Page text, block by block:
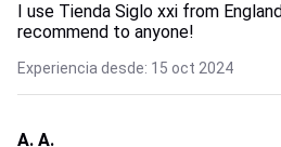
I use Tienda Siglo xxi from
recommend to anyone!
Experiencia desde: 15 oct 2024
A. A.